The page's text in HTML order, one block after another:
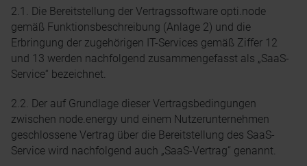
2.1. Die Bereitstellung der Vertragssoftware opti.node
gemäß Funktionsbeschreibung (Anlage 2) und die
Erbringung der zugehörigen IT-Services gemäß Ziffer 12
und 13 werden nachfolgend zusammengefasst als „SaaS-
Service“ bezeichnet.
2.2. Der auf Grundlage dieser Vertragsbedingungen
zwischen node.energy und einem Nutzerunternehmen
geschlossene Vertrag über die Bereitstellung des SaaS-
Service wird nachfolgend auch „SaaS-Vertrag“ genannt.